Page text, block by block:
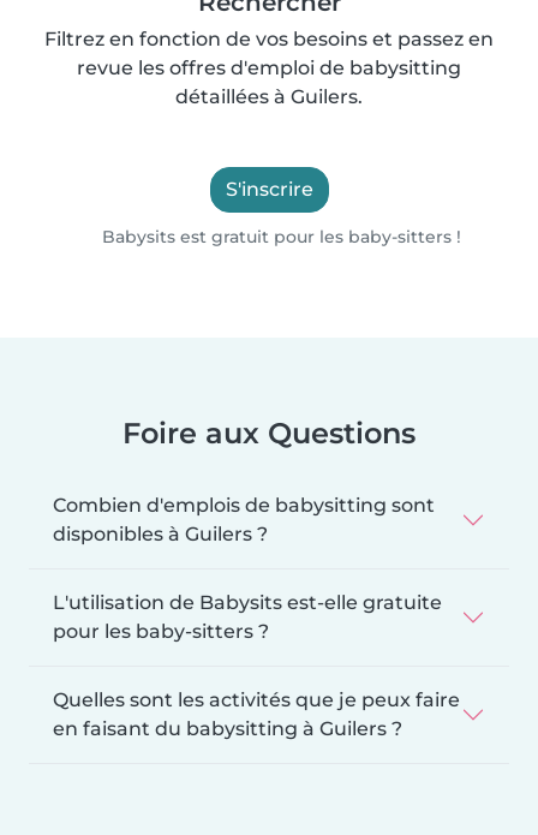
Filtrez en fonction de vos besoins et passez en
revue les offres d'emploi de babysitting
détaillées à Guilers.
S'inscrire
Babysits est gratuit pour les baby-sitters !
Foire aux Questions
Combien d'emplois de babysitting sont
disponibles à Guilers ?
L'utilisation de Babysits est-elle gratuite
pour les baby-sitters ?
Quelles sont les activités que je peux faire
en faisant du babysitting à Guilers ?